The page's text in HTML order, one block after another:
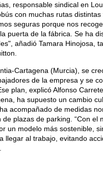
responsable sindical en
con muchas rutas
seguras porque nos
puerta de la fábrica. Se ha
añadió Tamara Hinojosa,
Cartagena (Murcia), se
de la empresa y se
plan, explicó Alfonso
ha supuesto un cambio
acompañado de medidas
plazas de parking. “Con el
un modelo más sostenible,
llegar al trabajo, evitando